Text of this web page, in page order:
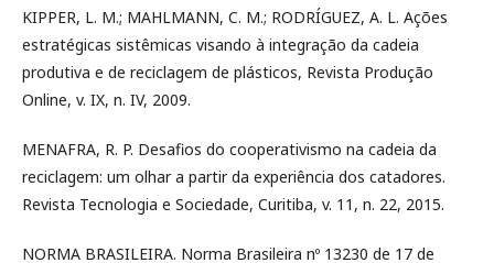
KIPPER, L. M.; MAHLMANN, C. M.; RODRÍGUEZ, A. L. Ações
estratégicas sistêmicas visando à integração da cadeia
produtiva e de reciclagem de plásticos, Revista Produção
Online, v. IX, n. IV, 2009.
MENAFRA, R. P. Desafios do cooperativismo na cadeia da
reciclagem: um olhar a partir da experiência dos catadores.
Revista Tecnologia e Sociedade, Curitiba, v. 11, n. 22, 2015.
NORMA BRASILEIRA. Norma Brasileira nº 13230 de 17 de